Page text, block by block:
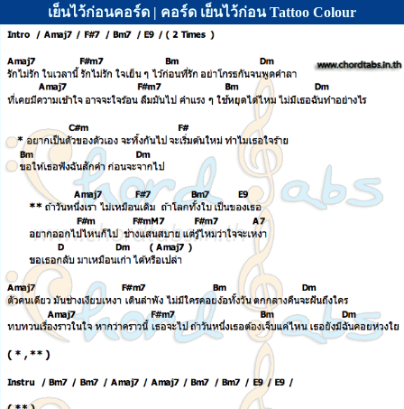
เย็นไว้ก่อนคอร์ด | คอร์ด เย็นไว้ก่อน Tattoo Colour